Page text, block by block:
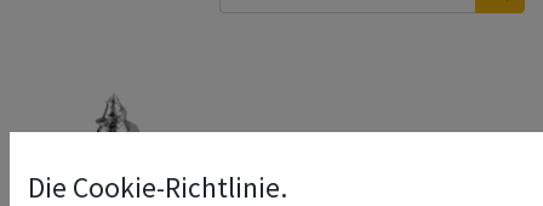
Die Cookie-Richtlinie.